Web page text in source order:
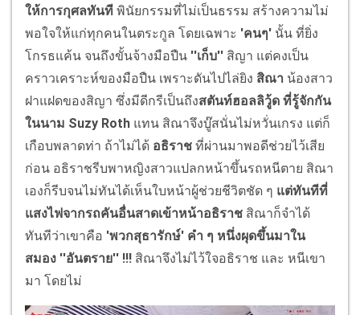
ให้การกุศลทันที พินัยกรรมที่ไม่เป็นธรรม สร้างความไม่
พอใจให้แก่ทุกคนในตระกูล โดยเฉพาะ 'คนๆ' นั้น ที่ยิ่ง
โกรธแค้น จนถึงขั้นจ้างมือปืน ''เก็บ'' สิญา แต่คงเป็น
คราวเคราะห์ของมือปืน เพราะดันไปไล่ยิง สิณา น้องสาว
ฝาแฝดของสิญา ซึ่งมีดีกรีเป็นถึงสตันท์ฮอลลิวู้ด ที่รู้จักกัน
ในนาม Suzy Roth แทน สิณาจึงบู๊สนั่นไม่หวั่นเกรง แต่ก็
เกือบพลาดท่า ถ้าไม่ได้ อธิราช ที่ผ่านมาพอดีช่วยไว้เสีย
ก่อน อธิราชรีบพาหญิงสาวแปลกหน้าขึ้นรถหนีตาย สิณา
เองก็รีบจนไม่ทันได้เห็นใบหน้าผู้ช่วยชีวิตชัด ๆ แต่ทันทีที่
แสงไฟจากรถคันอื่นสาดเข้าหน้าอธิราช สิณาก็จำได้
ทันทีว่าเขาคือ 'พวกสุธารักษ์' คำ ๆ หนึ่งผุดขึ้นมาใน
สมอง ''อันตราย'' !!! สิณาจึงไม่ไว้ใจอธิราช และ หนีเขา
มา โดยไม่